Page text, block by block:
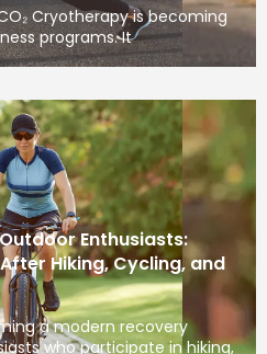
Cryotherapy is becoming
programs. It
Enthusiasts:
Hiking, Cycling, and
a modern recovery
who participate in hiking,